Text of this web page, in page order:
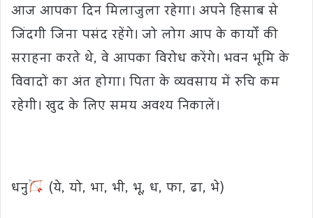
आज आपका दिन मिलाजुला रहेगा। अपने हिसाब से
जिंदगी जिना पसंद रहेंगे। जो लोग आप के कार्यों की
सराहना करते थे, वे आपका विरोध करेंगे। भवन भूमि के
विवादों का अंत होगा। पिता के व्यवसाय में रुचि कम
रहेगी। खुद के लिए समय अवश्य निकालें।
धनु
(ये, यो, भा, भी, भू, ध, फा, ढा, भे)